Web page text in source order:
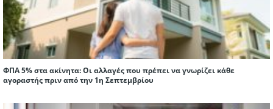
ΦΠΑ 5% στα ακίνητα: Οι αλλαγές που πρέπει να γνωρίζει κάθε
αγοραστής πριν από την 1η Σεπτεμβρίου